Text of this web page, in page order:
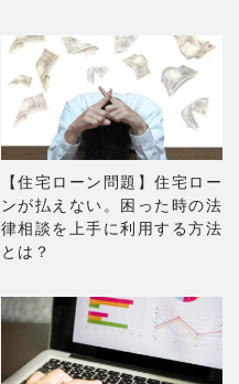
【住宅ローン問題】住宅ロー
ンが払えない。困った時の法
律相談を上手に利用する方法
とは？